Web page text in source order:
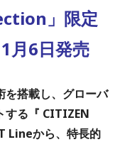
」限定
月6⽇発売
を搭載し、グローバ
する『 CITIZEN
Lineから、特⻑的